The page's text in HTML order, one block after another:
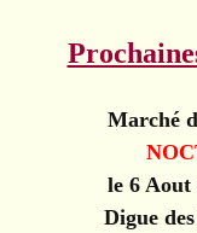
Marché
le 6 Aout
Digue